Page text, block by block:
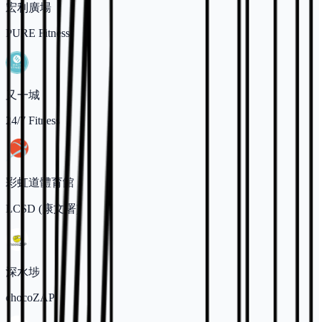
宏利廣場
PURE Fitness
又一城
24/7 Fitness
彩虹道體育館
LCSD (康文署)
深水埗
chocoZAP